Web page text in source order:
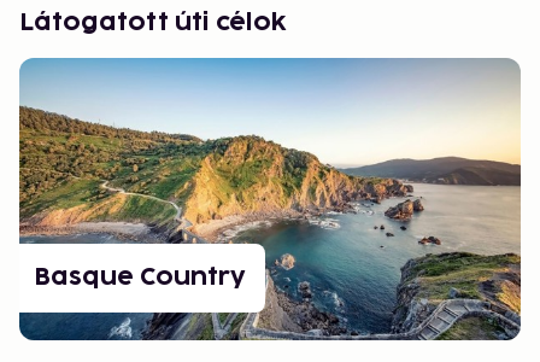
Látogatott úti célok
Basque Country